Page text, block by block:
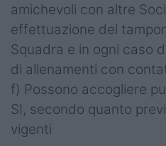
amichevoli con altre
effettuazione del
Squadra e in ogni caso
di allenamenti con
f) Possono accogliere
SI, secondo quanto
vigenti